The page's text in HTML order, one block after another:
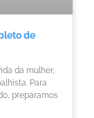
de
da mulher,
Para
preparamos